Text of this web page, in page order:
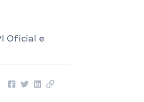
Oficial e